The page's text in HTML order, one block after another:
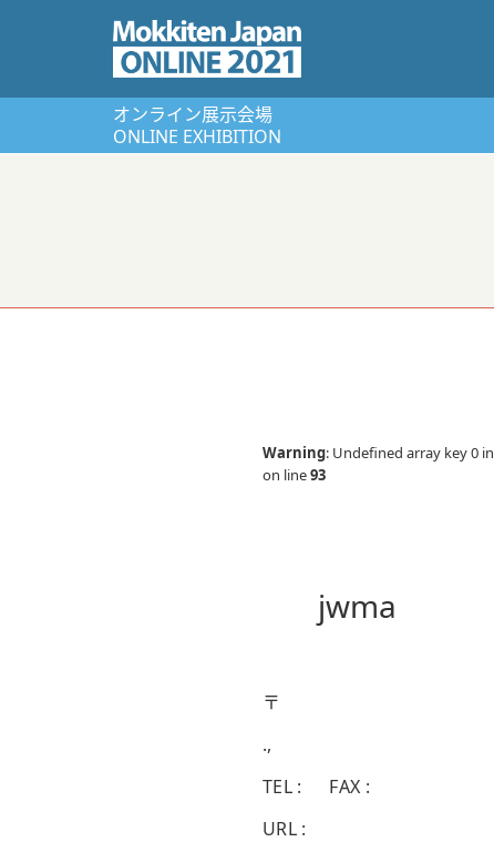
オンライン展⽰会場
ONLINE EXHIBITION
Warning: Undefined array key 0 in
on line93
jwma
〒
.,
TEL : FAX :
URL :